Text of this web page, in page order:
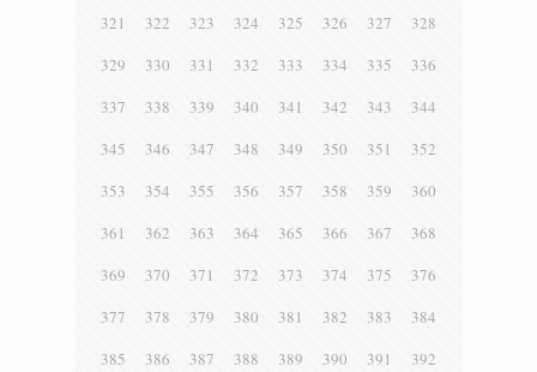
321
322 323 324 325 326 327
328
329
330 331 332 333 334 335
336
337
338 339 340 341 342 343
344
345
346 347 348 349 350 351
352
353
354 355 356 357 358 359
360
361
362 363 364 365 366 367
368
369
370 371 372 373 374 375
376
377
378 379 380 381 382 383
384
385
386 387 388 389 390 391 392